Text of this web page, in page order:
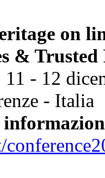
on
& Trusted
11 - 12
- Italia